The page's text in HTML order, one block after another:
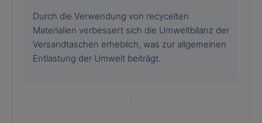
Durch die Verwendung von recycelten
Materialien verbessert sich die Umweltbilanz der
Versandtaschen erheblich, was zur allgemeinen
Entlastung der Umwelt beiträgt.